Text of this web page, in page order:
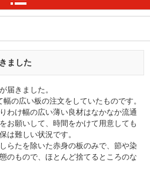
ました
届きました。
の広い板の注文をしていたものです。
わけ幅の広い薄い良材はなかなか流通
お願いして、時間をかけて用意しても
は難しい状況です。
らたを除いた赤身の板のみで、節や染
のもので、ほとんど捨てるところのな